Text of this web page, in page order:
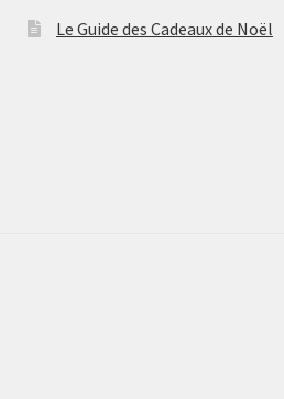
Le Guide des Cadeaux de Noël